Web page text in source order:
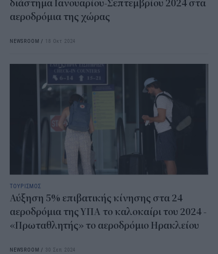
διάστημα Ιανουαρίου-Σεπτεμβρίου 2024 στα
αεροδρόμια της χώρας
NEWSROOM / 18 Οκτ 2024
ΤΟΥΡΙΣΜΟΣ
Αύξηση 5% επιβατικής κίνησης στα 24
αεροδρόμια της ΥΠΑ το καλοκαίρι του 2024 -
«Πρωταθλητής» το αεροδρόμιο Ηρακλείου
NEWSROOM / 30 Σεπ 2024